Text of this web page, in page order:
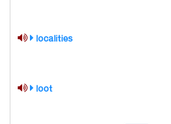
localities
loot